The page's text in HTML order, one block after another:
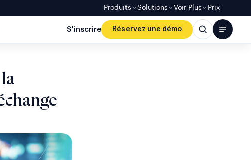
Produits Solutions Voir Plus Prix
S'inscrire Réservez une démo